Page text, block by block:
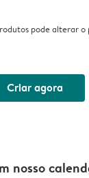
pode alterar o
Criar agora
nosso